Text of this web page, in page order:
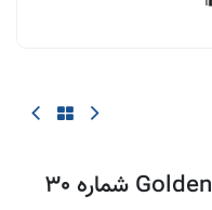
کرم پودر این لی مدل Golden Sand شماره 30